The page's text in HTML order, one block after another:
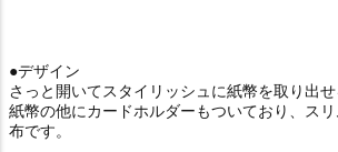
●デザイン
さっと開いてスタイリッシュに紙幣を取り出せ
紙幣の他にカードホルダーもついており、ス
布です。